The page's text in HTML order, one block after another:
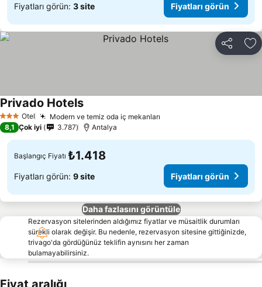
Fiyatları görün: 3 site Fiyatları görün
Paylaş
3 YıldızOtel Modern ve temiz oda iç mekanları
Privado Hotels
8,1 Çok iyi 3.787 Antalya
Başlangıç Fiyatı ₺1.418
Fiyatları görün: 9 site Fiyatları görün
Daha fazlasını görüntüle
Rezervasyon sitelerinden aldığımız fiyatlar ve müsaitlik durumları
sürekli olarak değişir. Bu nedenle, rezervasyon sitesine gittiğinizde,
trivago'da gördüğünüz teklifin aynısını her zaman
bulamayabilirsiniz.
Fiyat aralığı